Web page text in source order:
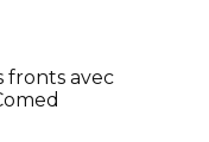
fronts avec